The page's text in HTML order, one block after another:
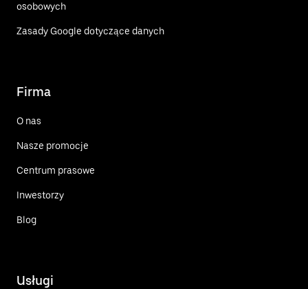
osobowych
Zasady Google dotyczące danych
Firma
O nas
Nasze promocje
Centrum prasowe
Inwestorzy
Blog
Usługi